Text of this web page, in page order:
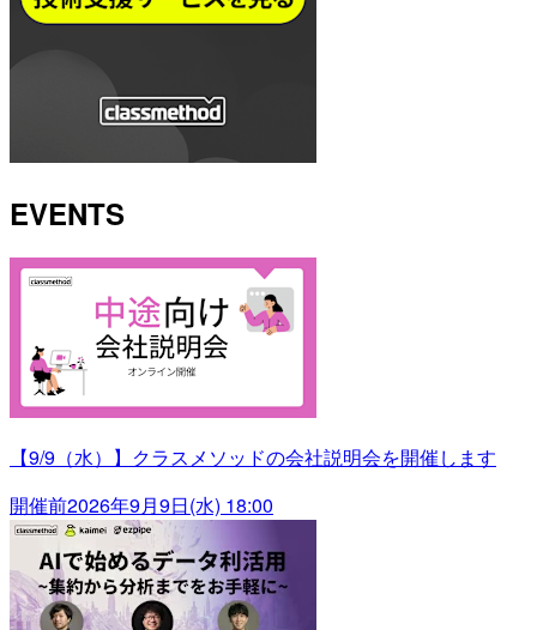
EVENTS
【9/9（水）】クラスメソッドの会社説明会を開催します
開催前2026年9月9日(水) 18:00